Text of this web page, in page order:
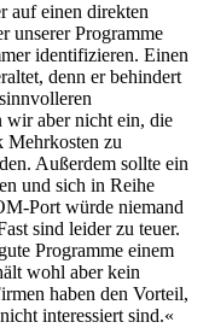
auf einen direkten
unserer Programme
identifizieren. Einen
denn er behindert
wir aber nicht ein, die
Mehrkosten zu
Außerdem sollte ein
und sich in Reihe
Port würde niemand
sind leider zu teuer.
Programme einem
wohl aber kein
haben den Vorteil,
interessiert sind.«